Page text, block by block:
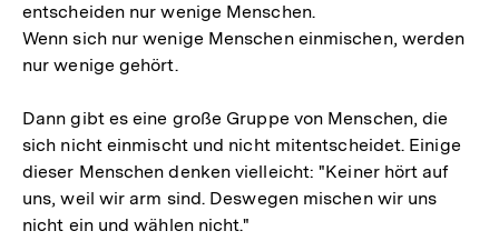
entscheiden nur wenige Menschen.
Wenn sich nur wenige Menschen einmischen, werden
nur wenige gehört.
Dann gibt es eine große Gruppe von Menschen, die
sich nicht einmischt und nicht mitentscheidet. Einige
dieser Menschen denken vielleicht: "Keiner hört auf
uns, weil wir arm sind. Deswegen mischen wir uns
nicht ein und wählen nicht."